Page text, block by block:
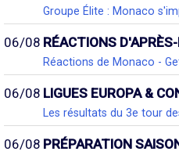
Groupe Élite : Monaco
06/08 RÉACTIONS
Réactions de Monaco -
06/08 LIGUES EUROPA &
Les résultats du 3e tour
06/08 PRÉPARATION